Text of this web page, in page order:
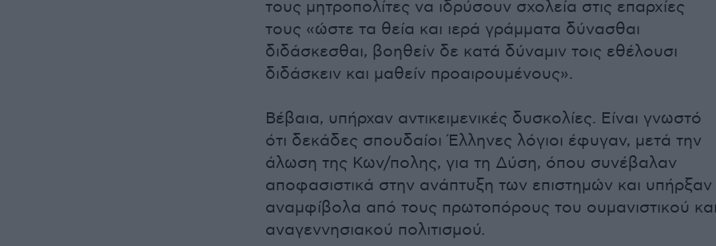
τους μητροπολίτες να ιδρύσουν σχολεία στις επαρχίες
τους «ώστε τα θεία και ιερά γράμματα δύνασθαι
διδάσκεσθαι, βοηθείν δε κατά δύναμιν τοις εθέλουσι
διδάσκειν και μαθείν προαιρουμένους».
Βέβαια, υπήρχαν αντικειμενικές δυσκολίες. Είναι γνωστό
ότι δεκάδες σπουδαίοι Έλληνες λόγιοι έφυγαν, μετά την
άλωση της Κων/πολης, για τη Δύση, όπου συνέβαλαν
αποφασιστικά στην ανάπτυξη των επιστημών και υπήρξαν
αναμφίβολα από τους πρωτοπόρους του ουμανιστικού
αναγεννησιακού πολιτισμού.